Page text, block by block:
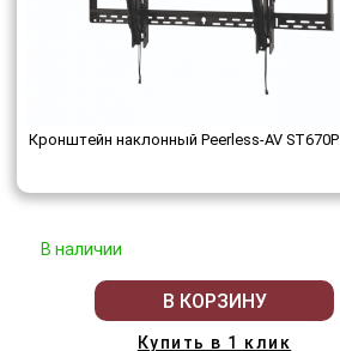
Кронштейн наклонный Peerless-AV ST670P
В наличии
В КОРЗИНУ
Купить в 1 клик